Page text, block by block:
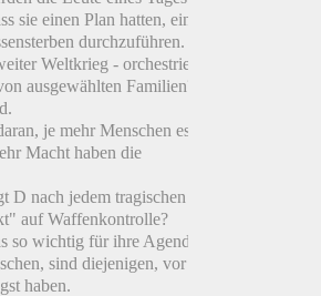
sie einen Plan hatten, ein
durchzuführen.
Weltkrieg - orchestriert
ausgewählten Familien?
je mehr Menschen es
Macht haben die
D nach jedem tragischen
auf Waffenkontrolle?
so wichtig für ihre Agenda?
sind diejenigen, vor
haben.